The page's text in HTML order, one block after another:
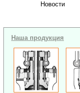
Новости
Наша продукция